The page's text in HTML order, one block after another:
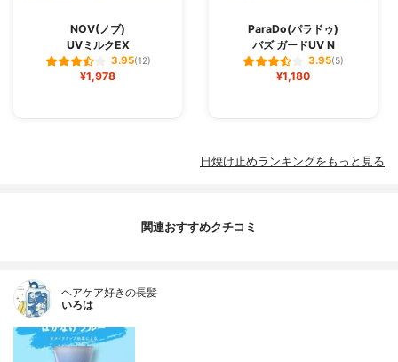
NOV(ノブ)
UVミルクEX
3.95(12)
¥1,978
ParaDo(パラドゥ)
バズ ガードUV N
3.95(5)
¥1,180
日焼け止めランキングをもっと見る
関連おすすめクチコミ
ヘアケア好きの長髪
いろは